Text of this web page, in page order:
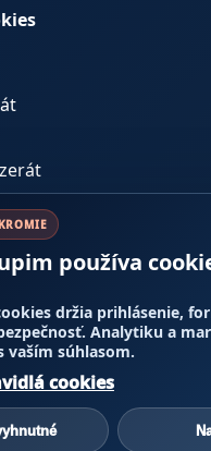
poradia
a odstúpenie
používa
držia prihlásenie,
Analytiku a
vaším súhlasom.
cookies